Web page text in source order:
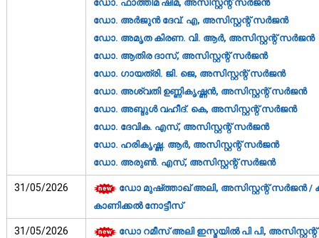
ഡോ. ഫാത്തിമ ഷിമ, അസിസ്റ്റന്റ് സർജൻ
ഡോ. അർജുൻ ദേവ്. എ, അസിസ്റ്റന്റ് സർജൻ
ഡോ. അമൃത കിരണ. വി. ആർ, അസിസ്റ്റന്റ് സർജൻ
ഡോ. ആതിര ദാസ്, അസിസ്റ്റന്റ് സർജൻ
ഡോ. ഗായത്രി. ജി. ജെ, അസിസ്റ്റന്റ് സർജൻ
ഡോ. അശ്വതി ഉണ്ണികൃഷ്ണൻ, അസിസ്റ്റന്റ് സർജൻ
ഡോ. അബ്ദുൾ വഹീദ്. കെ, അസിസ്റ്റന്റ് സർജൻ
ഡോ. ദേവിക. എസ്, അസിസ്റ്റന്റ് സർജൻ
ഡോ. ഹരികൃഷ്ണ. ആർ, അസിസ്റ്റന്റ് സർജൻ
ഡോ. അരുൺ. എസ്, അസിസ്റ്റന്റ് സർജൻ
31/05/2026
ഡോ മുഷ്ത്താഖ് അലി, അസിസ്റ്റന്റ് സർജൻ /
കാണിക്കല്‍ നോട്ടീസ്‌
31/05/2026 ഡോ റമീസ് അലി ഇസ്മയിൽ പി പി,